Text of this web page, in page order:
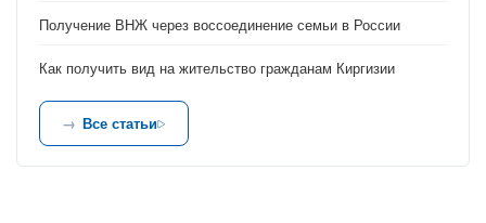
Получение ВНЖ через воссоединение семьи в России
Как получить вид на жительство гражданам Киргизии
Все статьи